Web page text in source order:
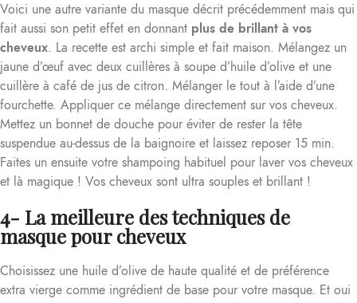
Voici une autre variante du masque décrit précédemment mais qui
fait aussi son petit effet en donnant plus de brillant à vos
cheveux. La recette est archi simple et fait maison. Mélangez un
jaune d’œuf avec deux cuillères à soupe d’huile d’olive et une
cuillère à café de jus de citron. Mélanger le tout à l’aide d’une
fourchette. Appliquer ce mélange directement sur vos cheveux.
Mettez un bonnet de douche pour éviter de rester la tête
suspendue au-dessus de la baignoire et laissez reposer 15 min.
Faites un ensuite votre shampoing habituel pour laver vos cheveux
et là magique ! Vos cheveux sont ultra souples et brillant !
4- La meilleure des techniques de
masque pour cheveux
Choisissez une huile d’olive de haute qualité et de préférence
extra vierge comme ingrédient de base pour votre masque. Et oui